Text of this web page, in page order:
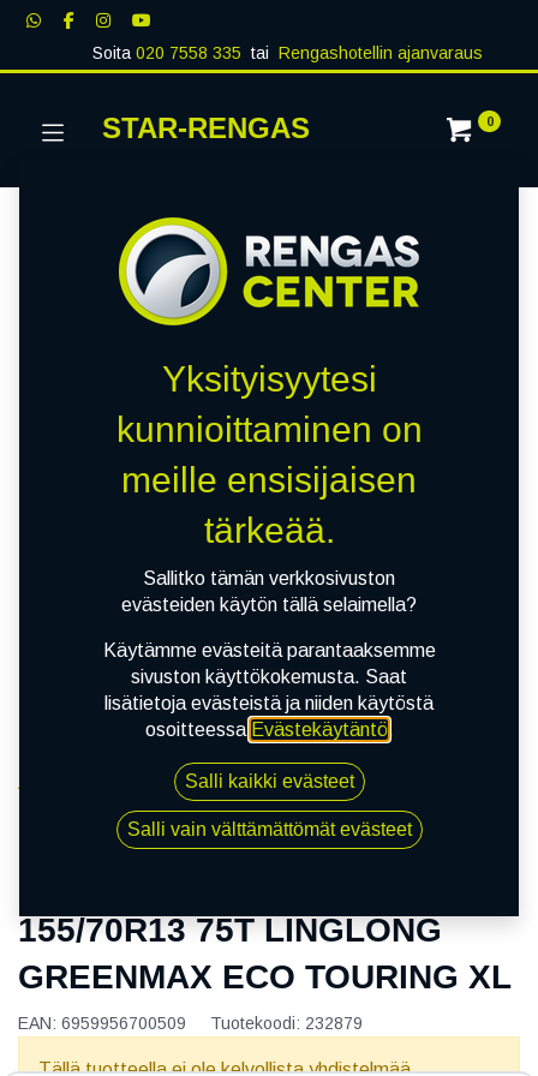
Soita020 7558 335 tai Rengashotellin ajanvaraus
STAR-RENGAS 0
155/70R13 75T LINGLONG GREENMAX ECO
TOURING XL
155/70R13 75T LINGLONG
GREENMAX ECO TOURING XL
EAN: 6959956700509 Tuotekoodi: 232879
Tällä tuotteella ei ole kelvollista yhdistelmää.
Yksityisyytesi
kunnioittaminen on
meille ensisijaisen
tärkeää.
Sallitko tämän verkkosivuston
evästeiden käytön tällä selaimella?
Käytämme evästeitä parantaaksemme
sivuston käyttökokemusta. Saat
lisätietoja evästeistä ja niiden käytöstä
osoitteessa Evästekäytäntö.
Salli kaikki evästeet
Salli vain välttämättömät evästeet